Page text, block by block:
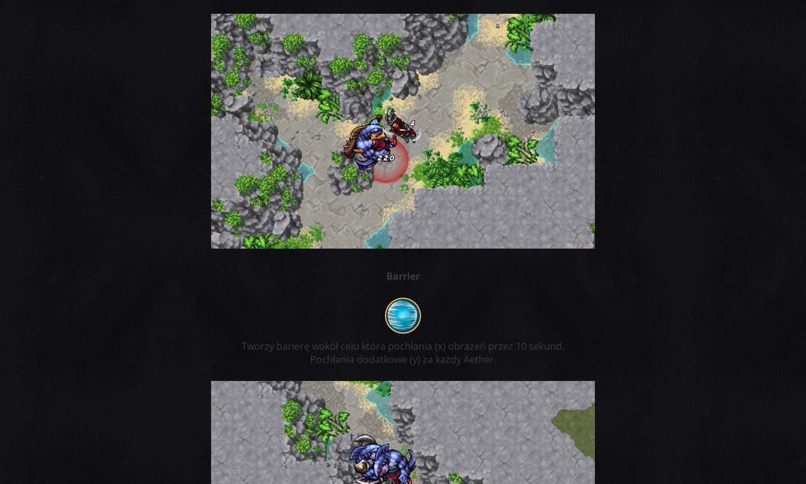
Barrier
Tworzy barierę wokół celu która pochłania (x) obrażeń przez 10 sekund.
Pochłania dodatkowe (y) za każdy Aether.